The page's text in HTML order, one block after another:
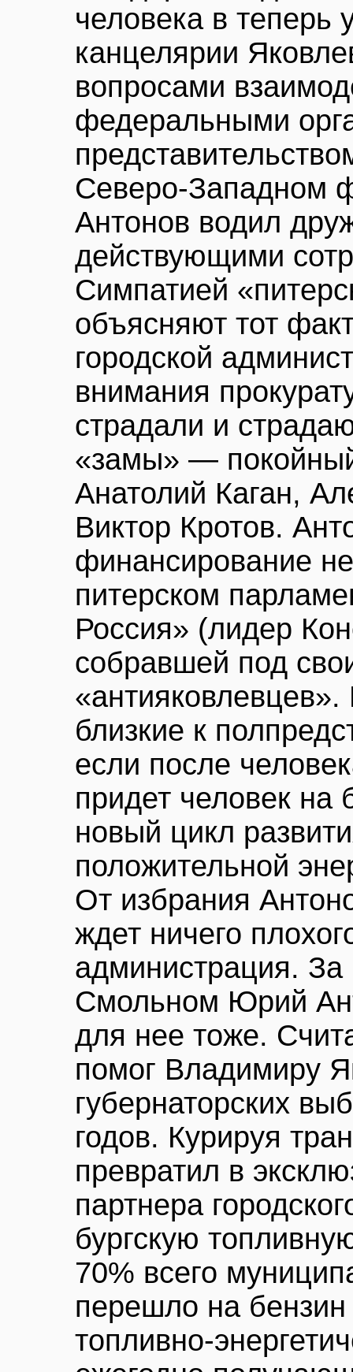
человека в
канцелярии
вопросами
федеральными
Северо-Западном
Антонов водил
действующими
Симпатией
объясняют тот
городской
внимания
страдали и
«замы» —
Анатолий Каган,
Виктор Кротов.
финансирование
питерском
Россия» (лидер
собравшей под
близкие к
если после
придет человек на
новый цикл
положительной
От избрания
ждет ничего
администрация.
Смольном Юрий
для нее тоже.
помог Владимиру
губернаторских
годов. Курируя
превратил в
партнера
бургскую
70% всего
перешло на
топливно-